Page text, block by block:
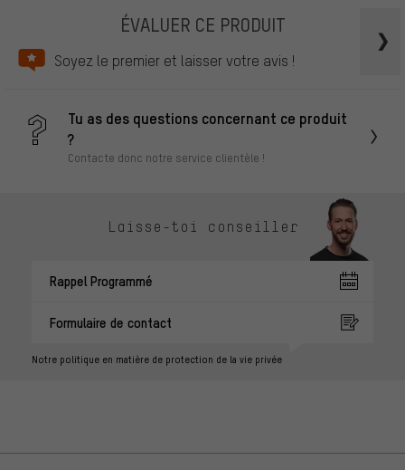
ÉVALUER CE PRODUIT
Soyez le premier et laisser votre avis !
Tu as des questions concernant ce produit
?
Contacte donc notre service clientèle !
Laisse-toi conseiller
Rappel Programmé
Formulaire de contact
Notre politique en matière de protection de la vie privée